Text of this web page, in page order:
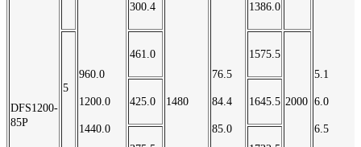
DFS1200-
85P
960.0
1200.0
1440.0
1480
76.5
84.4
85.0
5.1
6.0
6.5
300.4 1386.0
5
461.0 1575.5
2000
425.0 1645.5